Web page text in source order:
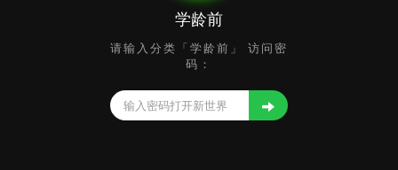
学龄前
请输入分类「学龄前」 访问密
码：